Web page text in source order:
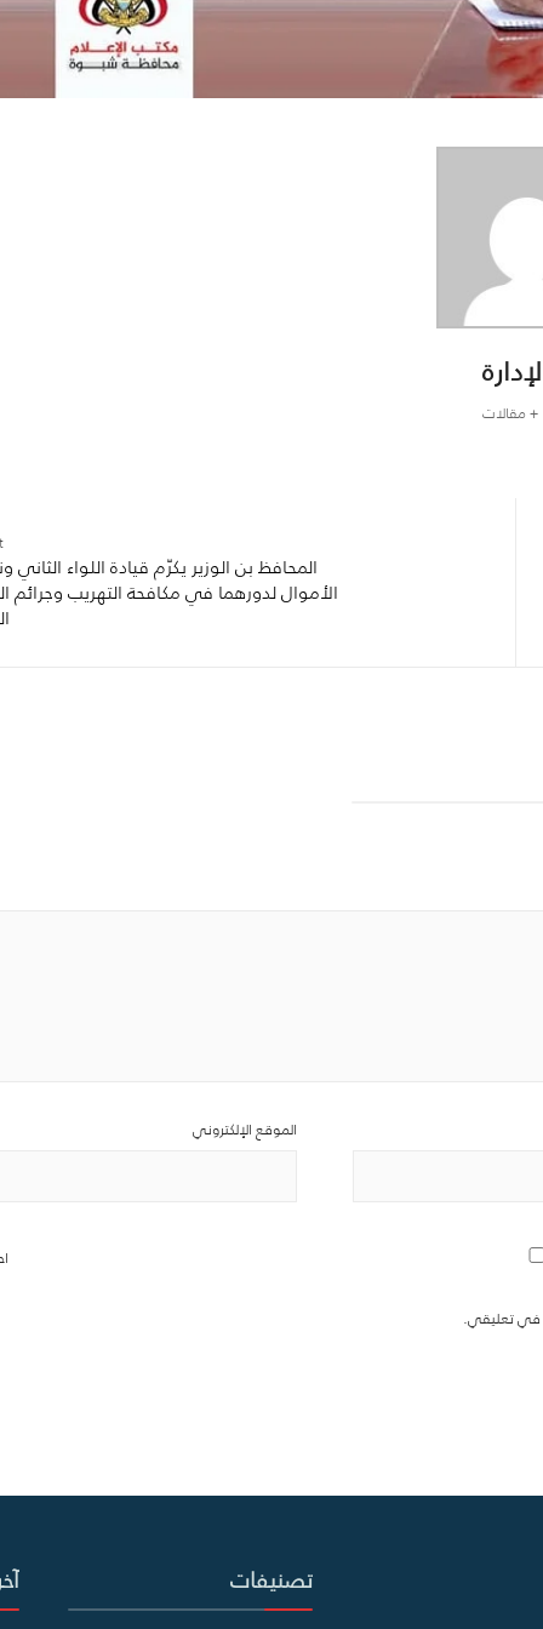
+ مقالات
المحافظ بن الوزير يكرّم قيادة اللواء الثاني
الأموال لدورهما في مكافحة التهريب وجرائم
الموقع الإلكتروني
في تعليقي.
تصنيفات